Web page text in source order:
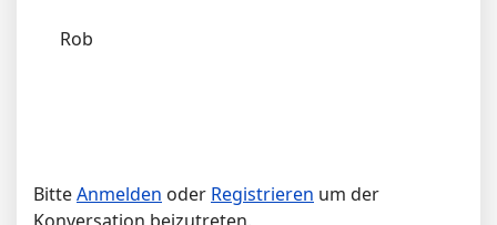
Rob
BitteAnmelden oder Registrieren um der